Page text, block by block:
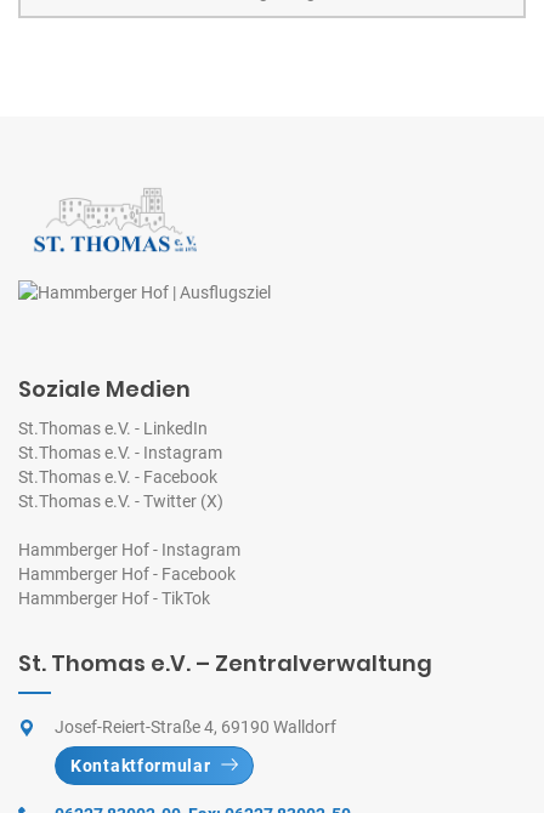
Soziale Medien
St.Thomas e.V. - LinkedIn
St.Thomas e.V. - Instagram
St.Thomas e.V. - Facebook
St.Thomas e.V. - Twitter (X)
Hammberger Hof - Instagram
Hammberger Hof - Facebook
Hammberger Hof - TikTok
St. Thomas e.V. – Zentralverwaltung
Josef-Reiert-Straße 4, 69190 Walldorf
Kontaktformular